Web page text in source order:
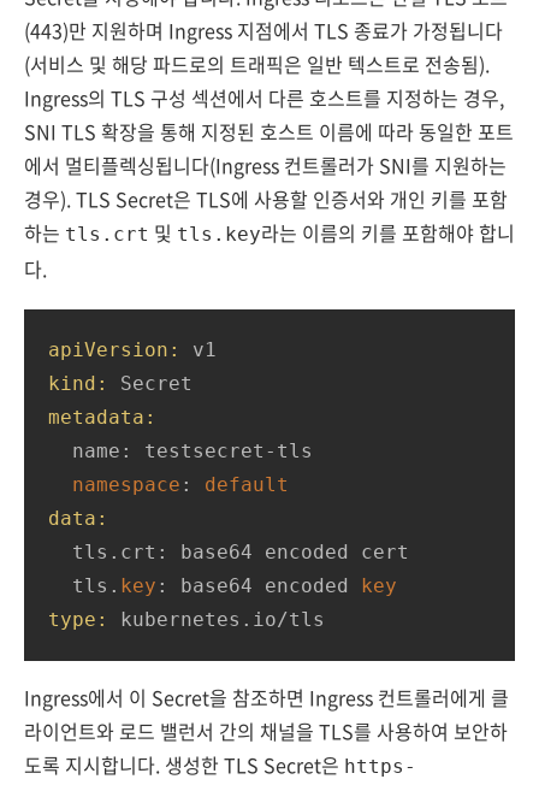
(443)만 지원하며 Ingress 지점에서 TLS 종료가 가정됩니다
(서비스 및 해당 파드로의 트래픽은 일반 텍스트로 전송됨).
Ingress의 TLS 구성 섹션에서 다른 호스트를 지정하는 경우,
SNI TLS 확장을 통해 지정된 호스트 이름에 따라 동일한 포트
에서 멀티플렉싱됩니다(Ingress 컨트롤러가 SNI를 지원하는
경우). TLS Secret은 TLS에 사용할 인증서와 개인 키를 포함
하는 tls.crt 및 tls.key라는 이름의 키를 포함해야 합니
다.
apiVersion:
kind:
metadata:
namespace : default
data:
  tls.
key : base64 encoded key
type:
kubernetes.io/tls
Ingress에서 이 Secret을 참조하면 Ingress 컨트롤러에게 클
라이언트와 로드 밸런서 간의 채널을 TLS를 사용하여 보안하
도록 지시합니다. 생성한 TLS Secret은 https-